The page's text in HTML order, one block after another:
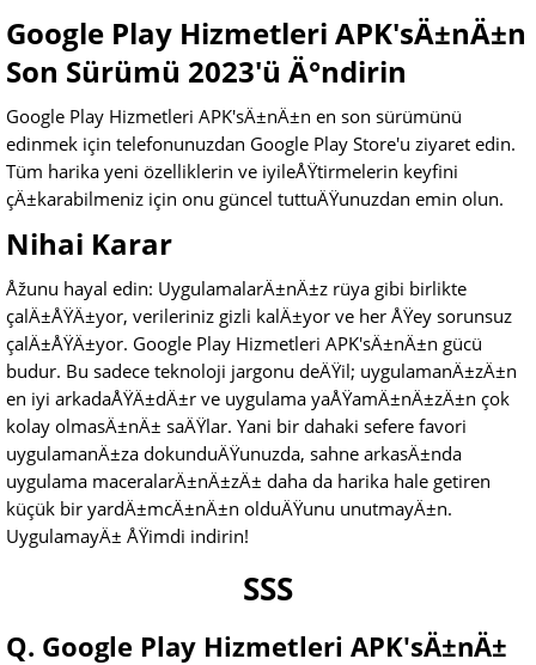
Google Play Hizmetleri APK'sÄ±nÄ±n
Son Sürümü 2023'ü Ä°ndirin
Google Play Hizmetleri APK'sÄ±nÄ±n en son sürümünü
edinmek için telefonunuzdan Google Play Store'u ziyaret edin.
Tüm harika yeni özelliklerin ve iyileÅŸtirmelerin keyfini
çÄ±karabilmeniz için onu güncel tuttuÄŸunuzdan emin olun.
Nihai Karar
Åžunu hayal edin: UygulamalarÄ±nÄ±z rüya gibi birlikte
çalÄ±ÅŸÄ±yor, verileriniz gizli kalÄ±yor ve her ÅŸey sorunsuz
çalÄ±ÅŸÄ±yor. Google Play Hizmetleri APK'sÄ±nÄ±n gücü
budur. Bu sadece teknoloji jargonu deÄŸil; uygulamanÄ±zÄ±n
en iyi arkadaÅŸÄ±dÄ±r ve uygulama yaÅŸamÄ±nÄ±zÄ±n çok
kolay olmasÄ±nÄ± saÄŸlar. Yani bir dahaki sefere favori
uygulamanÄ±za dokunduÄŸunuzda, sahne arkasÄ±nda
uygulama maceralarÄ±nÄ±zÄ± daha da harika hale getiren
küçük bir yardÄ±mcÄ±nÄ±n olduÄŸunu unutmayÄ±n.
UygulamayÄ± ÅŸimdi indirin!
SSS
Q. Google Play Hizmetleri APK'sÄ±nÄ±